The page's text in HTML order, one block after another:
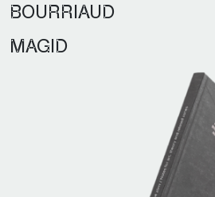
VVP
BOURRIAUD
MAGID